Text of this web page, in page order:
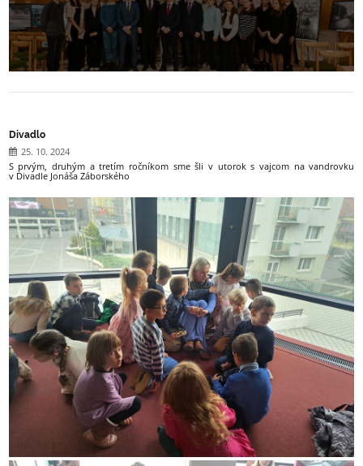
Divadlo
25. 10. 2024
S prvým, druhým a tretím ročníkom sme šli v utorok s vajcom na vandrovku
v Divadle Jonáša Záborského